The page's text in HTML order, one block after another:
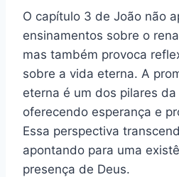
O capítulo 3 de João não
ensinamentos sobre o
mas também provoca
sobre a vida eterna. A
eterna é um dos pilares
oferecendo esperança e
Essa perspectiva
apontando para uma
presença de Deus.